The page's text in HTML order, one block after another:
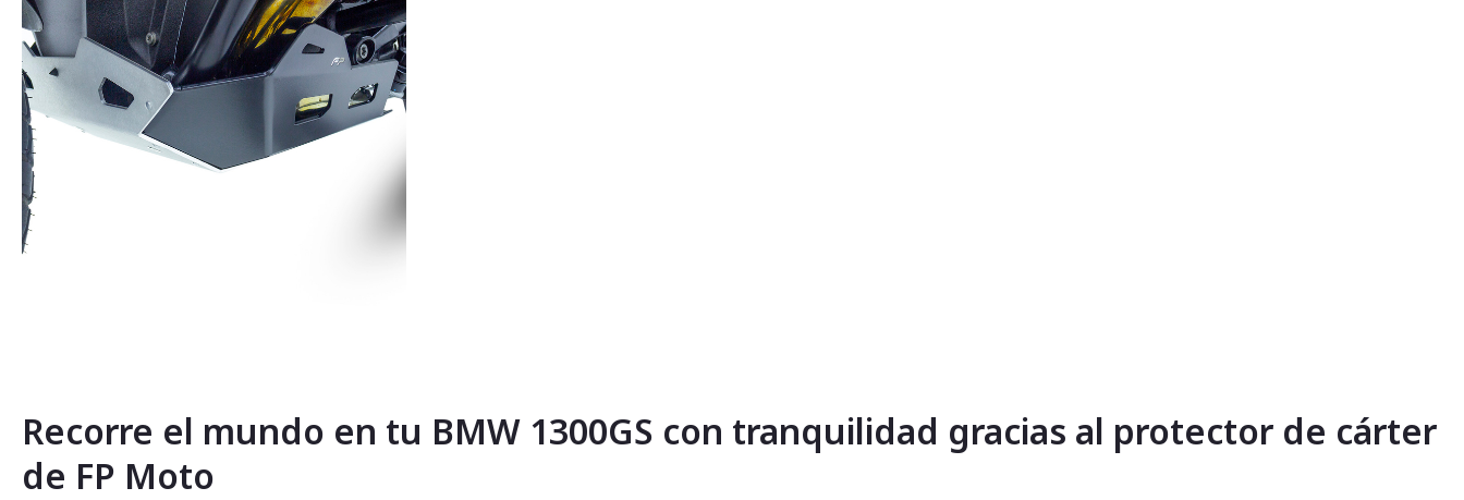
la
galería
de
imágenes
Recorre el mundo en tu BMW 1300GS con tranquilidad gracias al protector de cárter
de FP Moto